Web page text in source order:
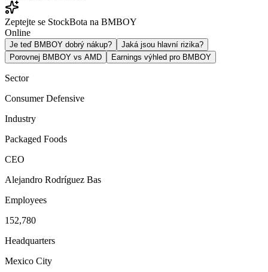
Zeptejte se StockBota na BMBOY
Online
Je teď BMBOY dobrý nákup?
Jaká jsou hlavní rizika?
Porovnej BMBOY vs AMD
Earnings výhled pro BMBOY
Sector
Consumer Defensive
Industry
Packaged Foods
CEO
Alejandro Rodríguez Bas
Employees
152,780
Headquarters
Mexico City